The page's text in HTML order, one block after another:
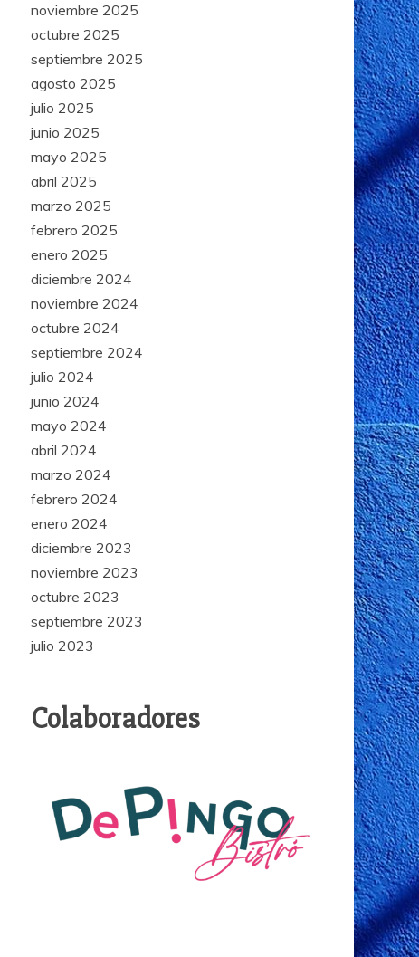
noviembre 2025
octubre 2025
septiembre 2025
agosto 2025
julio 2025
junio 2025
mayo 2025
abril 2025
marzo 2025
febrero 2025
enero 2025
diciembre 2024
noviembre 2024
octubre 2024
septiembre 2024
julio 2024
junio 2024
mayo 2024
abril 2024
marzo 2024
febrero 2024
enero 2024
diciembre 2023
noviembre 2023
octubre 2023
septiembre 2023
julio 2023
Colaboradores